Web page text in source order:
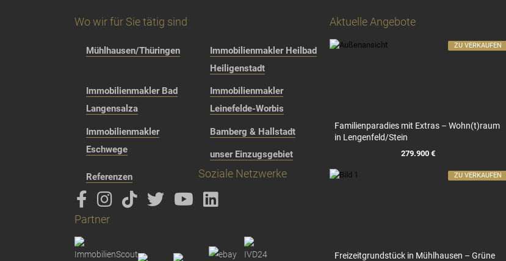
Wo wir für Sie tätig sind
Mühlhausen/Thüringen
Immobilienmakler Heilbad
Heiligenstadt
Immobilienmakler Bad
Langensalza
Immobilienmakler
Leinefelde-Worbis
Immobilienmakler
Eschwege
Bamberg & Hallstadt
unser Einzugsgebiet
Referenzen Soziale Netzwerke
Partner
Aktuelle Angebote
Familienparadies mit Extras – Wohn(t)raum
in Lengenfeld/Stein
279.900 €
ZU VERKAUFEN
Freizeitgrundstück in Mühlhausen – Grüne
ZU VERKAUFEN